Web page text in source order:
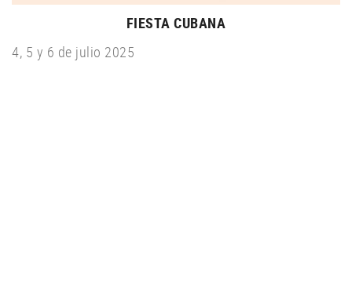
FIESTA CUBANA
4, 5 y 6 de julio 2025